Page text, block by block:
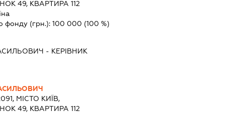
49, КВАРТИРА 112
фонду (грн.): 100 000 (100 %)
- КЕРІВНИК
МІСТО КИЇВ,
49, КВАРТИРА 112